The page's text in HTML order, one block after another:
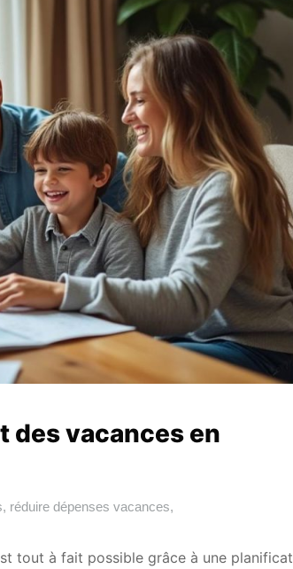
des vacances en
, réduire dépenses vacances,
tout à fait possible grâce à une planificat